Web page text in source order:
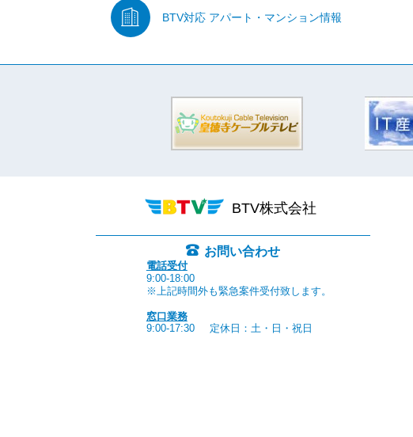
BTV対応 アパート・マンション情報
BTV株式会社
お問い合わせ
電話受付
9:00-18:00
※上記時間外も緊急案件受付致します。
窓口業務
9:00-17:30
定休日：土・日・祝日